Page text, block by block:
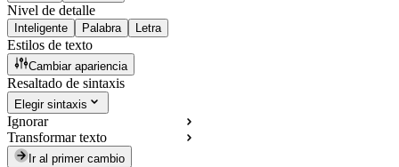
Nivel de detalle
Inteligente Palabra Letra
Estilos de texto
Cambiar apariencia
Resaltado de sintaxis
Elegir sintaxis
Ignorar
Transformar texto
Ir al primer cambio